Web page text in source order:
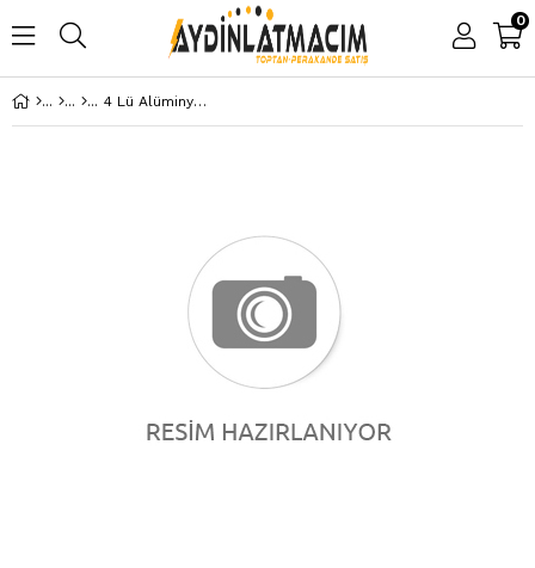
0
4 Lü Alüminyum Zil Butonu